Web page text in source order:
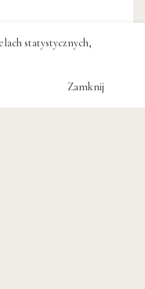
statystycznych,
Zamknij